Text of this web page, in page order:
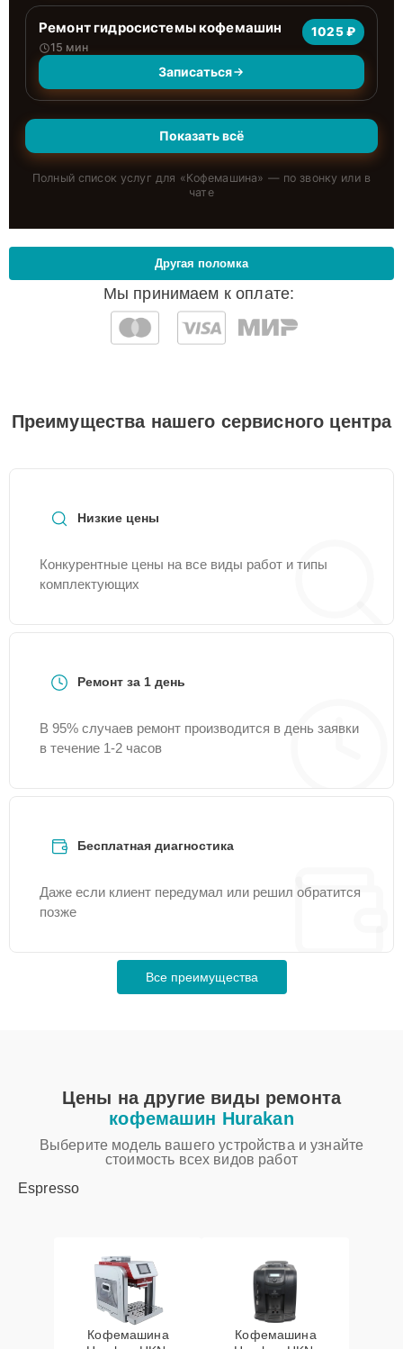
Ремонт гидросистемы кофемашин
15 мин
1025 ₽
Записаться
Показать всё
Полный список услуг для «Кофемашина» — по звонку или в
чате
Мы принимаем к оплате:
Другая поломка
Преимущества нашего сервисного центра
Низкие цены
Конкурентные цены на все виды работ и типы
комплектующих
Ремонт за 1 день
В 95% случаев ремонт производится в день заявки
в течение 1-2 часов
Бесплатная диагностика
Даже если клиент передумал или решил обратится
позже
Все преимущества
Цены на другие виды ремонта
кофемашин Hurakan
Выберите модель вашего устройства и узнайте
стоимость всех видов работ
Espresso
Кофемашина
Кофемашина